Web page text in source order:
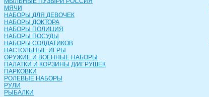
МЯЧИ
НАБОРЫ ДЛЯ ДЕВОЧЕК
НАБОРЫ ДОКТОРА
НАБОРЫ ПОЛИЦИЯ
НАБОРЫ ПОСУДЫ
НАБОРЫ СОЛДАТИКОВ
НАСТОЛЬНЫЕ ИГРЫ
ОРУЖИЕ И ВОЕННЫЕ НАБОРЫ
ПАЛАТКИ И КОРЗИНЫ Д/ИГРУШЕК
ПАРКОВКИ
РОЛЕВЫЕ НАБОРЫ
РУЛИ
РЫБАЛКИ